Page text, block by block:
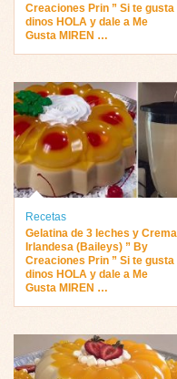
Creaciones Prin ” Si te gusta
dinos HOLA y dale a Me
Gusta MIREN …
Recetas
Gelatina de 3 leches y Crema
Irlandesa (Baileys) ” By
Creaciones Prin ” Si te gusta
dinos HOLA y dale a Me
Gusta MIREN …